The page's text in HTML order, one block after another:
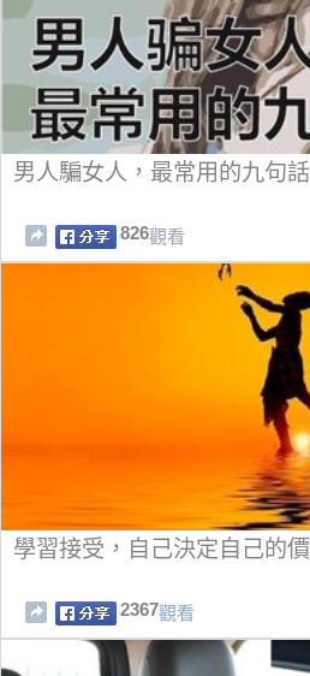
男人騙女人，最常用的九句話
826觀看
學習接受，自己決定自己的價
2367觀看